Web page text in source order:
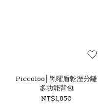
Piccoloo│黑曜盾乾溼分離
多功能背包
NT$1,850